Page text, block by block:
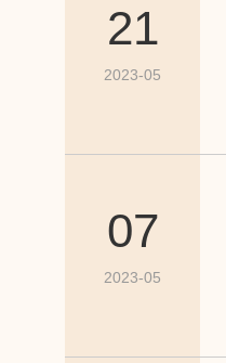
21
2023-05
07
2023-05